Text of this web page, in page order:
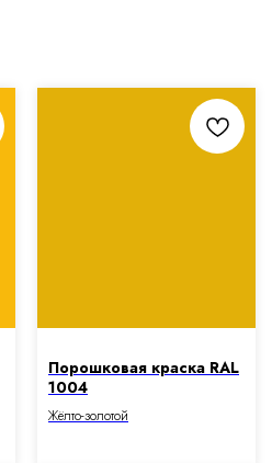
Порошковая краска RAL
1004
Жёлто-золотой